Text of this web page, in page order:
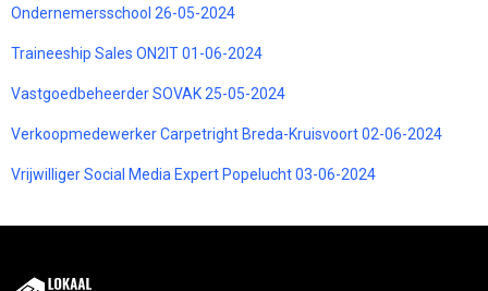
Ondernemersschool 26-05-2024
Traineeship Sales ON2IT 01-06-2024
Vastgoedbeheerder SOVAK 25-05-2024
Verkoopmedewerker Carpetright Breda-Kruisvoort 02-06-2024
Vrijwilliger Social Media Expert Popelucht 03-06-2024